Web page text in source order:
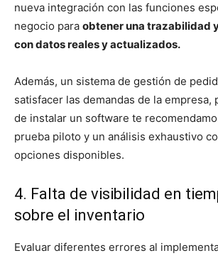
nueva integración con las funciones
negocio para obtener una trazabilidad
con datos reales y actualizados.
Además, un sistema de gestión de
satisfacer las demandas de la empresa,
de instalar un software te
prueba piloto y un análisis exhaustivo
opciones disponibles.
4. Falta de visibilidad en
sobre el inventario
Evaluar diferentes errores al